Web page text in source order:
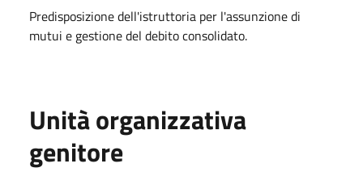
Predisposizione dell'istruttoria per l'assunzione di
mutui e gestione del debito consolidato.
Unità organizzativa
genitore